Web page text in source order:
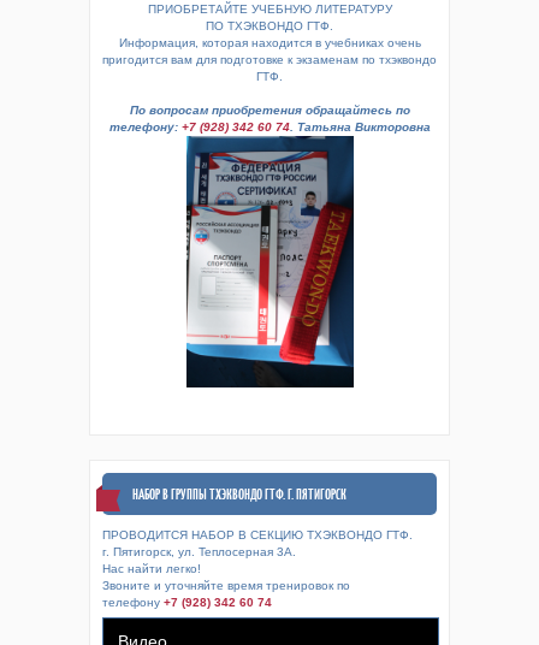
ПРИОБРЕТАЙТЕ УЧЕБНУЮ ЛИТЕРАТУРУ
ПО ТХЭКВОНДО ГТФ.
Информация, которая находится в учебниках очень
пригодится вам для подготовке к экзаменам по тхэквондо
ГТФ.
По вопросам приобретения обращайтесь по
телефону: +7 (928) 342 60 74. Татьяна Викторовна
НАБОР В ГРУППЫ ТХЭКВОНДО ГТФ. Г. ПЯТИГОРСК
ПРОВОДИТСЯ НАБОР В СЕКЦИЮ ТХЭКВОНДО ГТФ.
г. Пятигорск, ул. Теплосерная 3А.
Нас найти легко!
Звоните и уточняйте время тренировок по
телефону +7 (928) 342 60 74